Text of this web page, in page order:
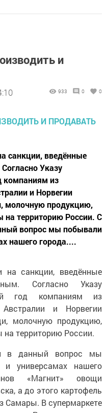
и
933 0 0
санкции, введённые
Указу
компаниям из
и Норвегии
молочную продукцию,
территорию России. С
вопрос мы побывали
нашего города....
на санкции, введённые
Согласно Указу
год компаниям из
и Норвегии
молочную продукцию,
территорию России.
в данный вопрос мы
и универсамах нашего
«Магнит» овощи
а до этого картофель
Самары. В супермаркете